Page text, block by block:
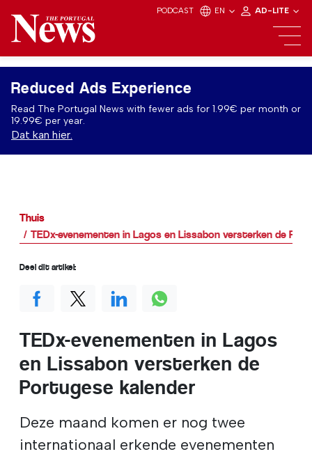
PODCAST EN AD-LITE
Reduced Ads Experience
Read The Portugal News with fewer ads for 1.99€ per month or
19.99€ per year.
Dat kan hier.
Thuis
TEDx-evenementen in Lagos en Lissabon versterken de
TEDx-evenementen in Lagos
en Lissabon versterken de
Portugese kalender
Deze maand komen er nog twee
internationaal erkende evenementen
Deel dit artikel: